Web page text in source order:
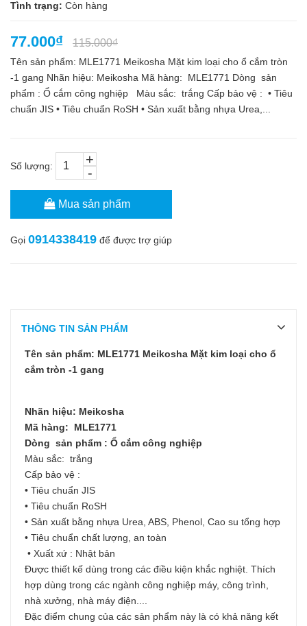
Tình trạng: Còn hàng
77.000₫ 115.000₫
Tên sản phẩm: MLE1771 Meikosha Mặt kim loại cho ổ cắm tròn
-1 gang Nhãn hiệu: Meikosha Mã hàng: MLE1771 Dòng sản
phẩm : Ổ cắm công nghiệp Màu sắc: trắng Cấp bảo vệ : • Tiêu
chuẩn JIS • Tiêu chuẩn RoSH • Sản xuất bằng nhựa Urea,...
Số lượng: -
+
Mua sản phẩm
Gọi 0914338419 để được trợ giúp
THÔNG TIN SẢN PHẨM
Tên sản phẩm: MLE1771 Meikosha Mặt kim loại cho ổ
cắm tròn -1 gang
Nhãn hiệu: Meikosha
Mã hàng: MLE1771
Dòng sản phẩm : Ổ cắm công nghiệp
Màu sắc: trắng
Cấp bảo vệ :
• Tiêu chuẩn JIS
• Tiêu chuẩn RoSH
• Sản xuất bằng nhựa Urea, ABS, Phenol, Cao su tổng hợp
• Tiêu chuẩn chất lượng, an toàn
• Xuất xứ : Nhật bản
Được thiết kế dùng trong các điều kiện khắc nghiệt. Thích
hợp dùng trong các ngành công nghiệp máy, công trình,
nhà xưởng, nhà máy điện....
Đặc điểm chung của các sản phẩm này là có khả năng kết